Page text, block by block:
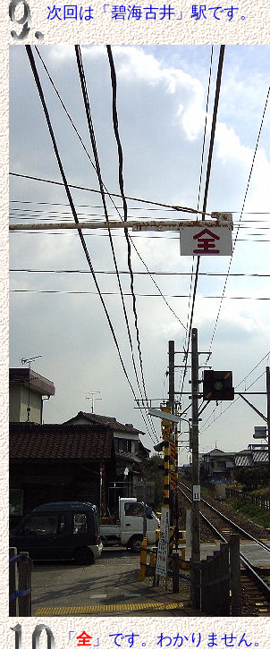
次回は「碧海古井」駅です。
「全」です。わかりません。